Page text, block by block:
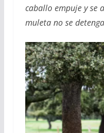
caballo empuje y se
muleta no se